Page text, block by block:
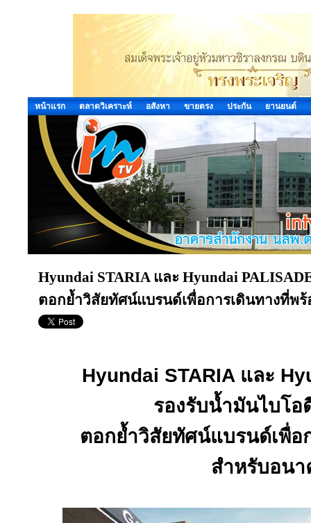
หน้าแรก ตลาดวิเคราะห์ อสังหา ขายตรง ประกัน ยานยนต์
Hyundai STARIA และ Hyundai
ตอกย้ำวิสัยทัศน์แบรนด์เพื่อการเดินทางที่พ
Hyundai STARIA และ
รองรับน้ำมันไบโอ
ตอกย้ำวิสัยทัศน์แบรนด์เพื่อ
สำหรับอน